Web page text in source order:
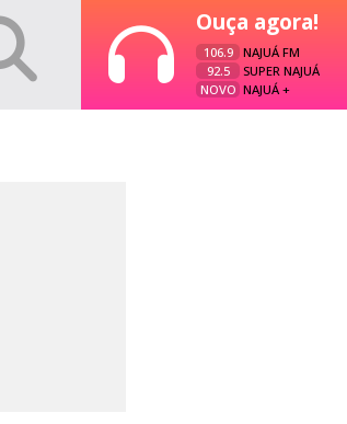
Ouça agora!
106.9
NAJUÁ FM
92.5
SUPER NAJUÁ
NOVO NAJUÁ +